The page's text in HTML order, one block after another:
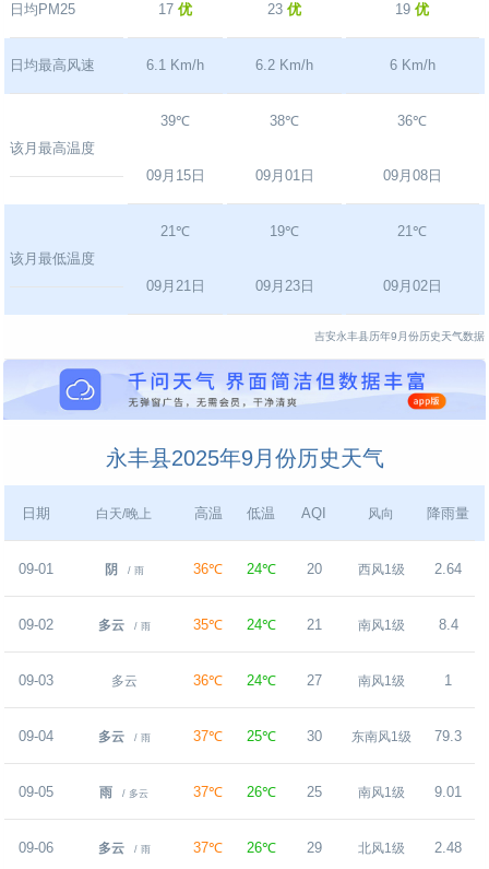
日均PM25 17优 23优 19优
日均最高风速 6.1 Km/h 6.2 Km/h 6 Km/h
该月最高温度
39℃
09月15日
38℃
09月01日
36℃
09月08日
该月最低温度
21℃
09月21日
19℃
09月23日
21℃
09月02日
吉安永丰县历年9月份历史天气数据
永丰县2025年9月份历史天气
日期 白天/晚上 高温 低温 AQI 风向 降雨量
09-01 阴 / 雨 36℃ 24℃ 20 西风1级 2.64
09-02 多云 / 雨 35℃ 24℃ 21 南风1级 8.4
09-03 多云 36℃ 24℃ 27 南风1级 1
09-04 多云 / 雨 37℃ 25℃ 30 东南风1级 79.3
09-05 雨 / 多云 37℃ 26℃ 25 南风1级 9.01
09-06 多云 / 雨 37℃ 26℃ 29 北风1级 2.48